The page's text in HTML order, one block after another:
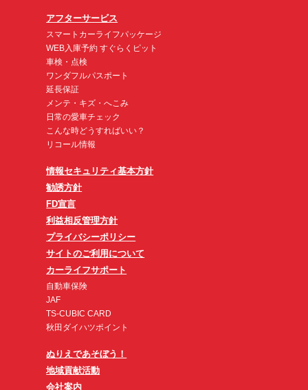
アフターサービス
スマートカーライフパッケージ
WEB入庫予約 すぐらくピット
車検・点検
ワンダフルパスポート
延長保証
メンテ・キズ・へこみ
日常の愛車チェック
こんな時どうすればいい？
リコール情報
情報セキュリティ基本方針
勧誘方針
FD宣言
利益相反管理方針
プライバシーポリシー
サイトのご利用について
カーライフサポート
自動車保険
JAF
TS-CUBIC CARD
秋田ダイハツポイント
ぬりえであそぼう！
地域貢献活動
会社案内